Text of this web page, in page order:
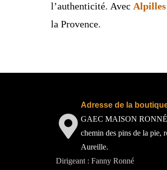
l’authenticité. Avec
la Provence.
Adresse de la
GAEC MAISON
chemin des pins de la pie,
Aureille.
Dirigeant : Fanny Ronné